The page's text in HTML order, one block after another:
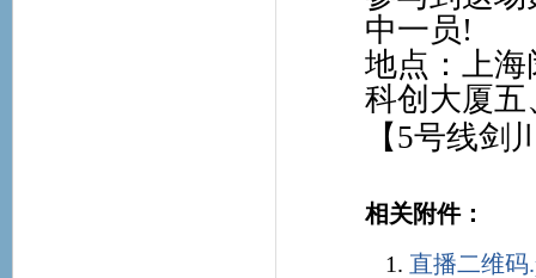
中一员!
地点：上
科创大厦五
【 5号线剑
相关附件：
直播二维码